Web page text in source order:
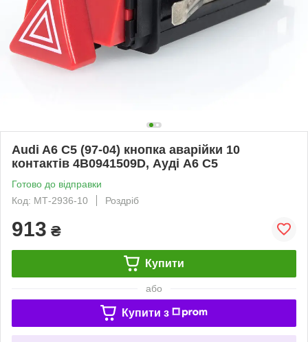
Audi A6 C5 (97-04) кнопка аварійки 10
контактів 4B0941509D, Ауді А6 С5
Готово до відправки
Код: МТ-2936-10
Роздріб
913 ₴
Купити
або
Купити з